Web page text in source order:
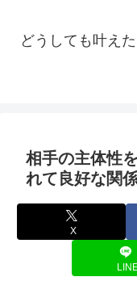
どうしても叶え
相手の主体性
れて良好な関
X